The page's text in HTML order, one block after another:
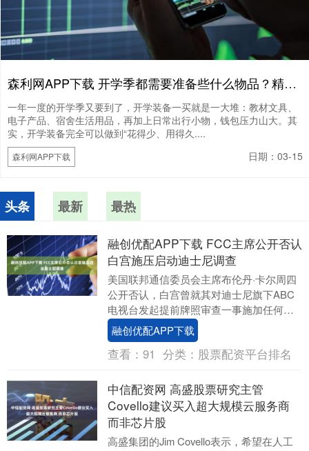
森利网APP下载 开学季都需要准备些什么物品？精选5款学生党采购清单，买前必看
一年一度的开学季又要到了，开学装备一买就是一大堆：教材文具、
电子产品、宿舍生活用品，再加上日常出行小物，钱包压力山大。其
实，开学装备完全可以做到“花得少、用得久....
森利网APP下载 日期：03-15
头条 最新 最热
融创优配APP下载 FCC主席公开否认
白宫施压启动迪士尼调查
美国联邦通信委员会主席布伦丹·卡尔周四
公开否认，白宫曾就其对迪士尼旗下ABC
电视台发起提前牌照审查一事施加任何压
力。 卡尔在FCC的新闻发布会上表示：“这
是我们....
融创优配APP下载
查看： 91 分类： 股票配资平台排名
中信配资网 高盛股票研究主管
Covello建议买入超大规模云服务商
而非芯片股
高盛集团的Jim Covello表示，希望在人工